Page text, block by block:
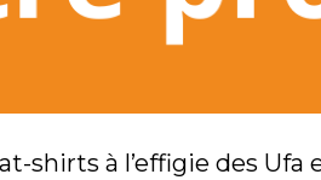
shirts à l’effigie des Ufa